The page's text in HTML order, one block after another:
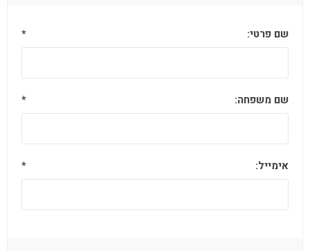
שם פרטי: *
שם משפחה: *
אימייל: *